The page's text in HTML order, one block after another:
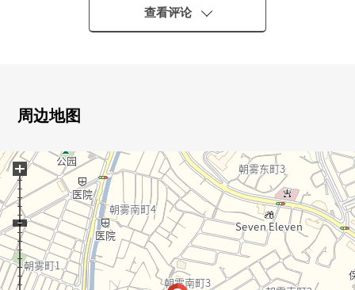
○ 有约13.5张塌塌米西式房间
○ 对南侧的窗，有滑窗。
查看评论
周边地图
+